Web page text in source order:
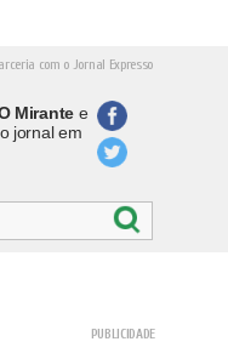
com o Jornal Expresso
Mirantee
jornal em